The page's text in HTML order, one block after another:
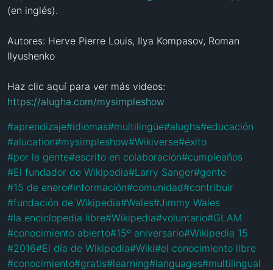
(en inglés).
Autores: Herve Pierre Louis, Ilya Kompasov, Roman
Ilyushenko
https://alugha.com/mysimpleshow
#aprendizaje#idiomas#multilingüe#alugha#educación
#alucation#mysimpleshow#Wikiverse#éxito
#por la gente#escrito en colaboración#cumpleaños
#El fundador de Wikipedia#Larry Sanger#gente
#15 de enero#información#comunidad#contribuir
#fundación de Wikipedia#Wales#Jimmy Wales
#la enciclopedia libre#Wikipedia#voluntario#GLAM
#conocimiento abierto#15º aniversario#Wikipedia 15
#2016#El día de Wikipedia#Wiki#el conocimiento libre
#conocimiento#gratis#learning#languages#multilingual